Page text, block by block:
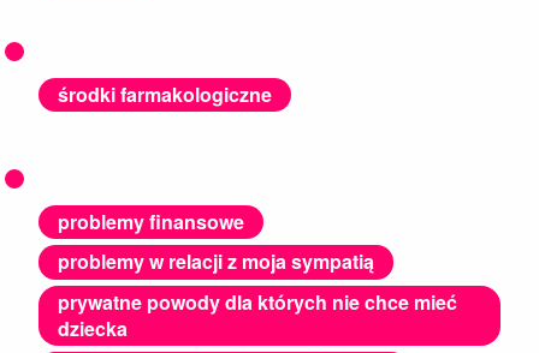
środki farmakologiczne
problemy finansowe
problemy w relacji z moja sympatią
prywatne powody dla których nie chce mieć
dziecka